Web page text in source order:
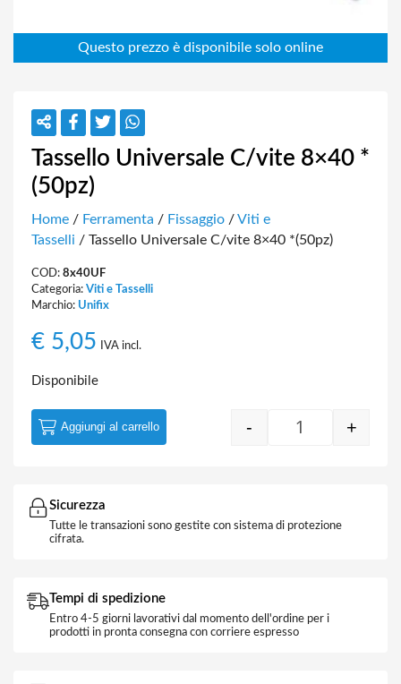
Tassello Universale C/vite 8×40 *
(50pz)
Home / Ferramenta / Fissaggio /Viti e
Tasselli / Tassello Universale C/vite 8×40 *(50pz)
COD: 8x40UF
Categoria: Viti e Tasselli
Marchio: Unifix
€ 5,05 IVA incl.
Disponibile
Tassello
- +
Aggiungi al carrello
Sicurezza
Tutte le transazioni sono gestite con sistema di protezione
cifrata.
Tempi di spedizione
Entro 4-5 giorni lavorativi dal momento dell'ordine per i
prodotti in pronta consegna con corriere espresso